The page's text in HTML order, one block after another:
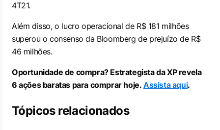
4T21.
Além disso, o lucro operacional de R$ 181 milhões
superou o consenso da Bloomberg de prejuízo de R$
46 milhões.
Oportunidade de compra? Estrategista da XP revela
6 ações baratas para comprar hoje.Assista aqui.
Tópicos relacionados